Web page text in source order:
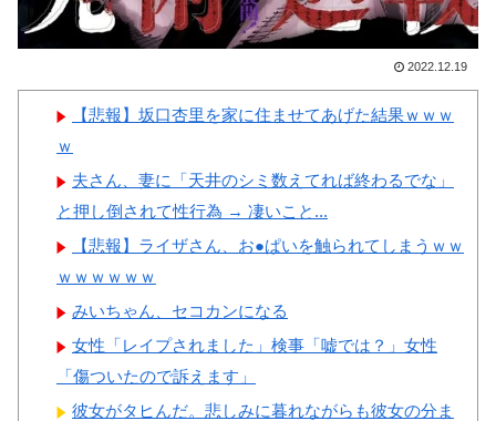
韓国人「日本人審判も多数含
まれていたサッカー協会の衝撃
→「日本人審判の名前が次々と
2022.12.19
【悲報】坂口杏里を家に住ませてあげた結果ｗｗｗ
ｗ
夫さん、妻に「天井のシミ数えてれば終わるでな」
と押し倒されて性行為 → 凄いこと...
【悲報】ライザさん、お●ぱいを触られてしまうｗｗ
ｗｗｗｗｗｗ
みいちゃん、セコカンになる
女性「レイプされました」検事「嘘では？」女性
「傷ついたので訴えます」
彼女がタヒんだ。悲しみに暮れながらも彼女の分ま